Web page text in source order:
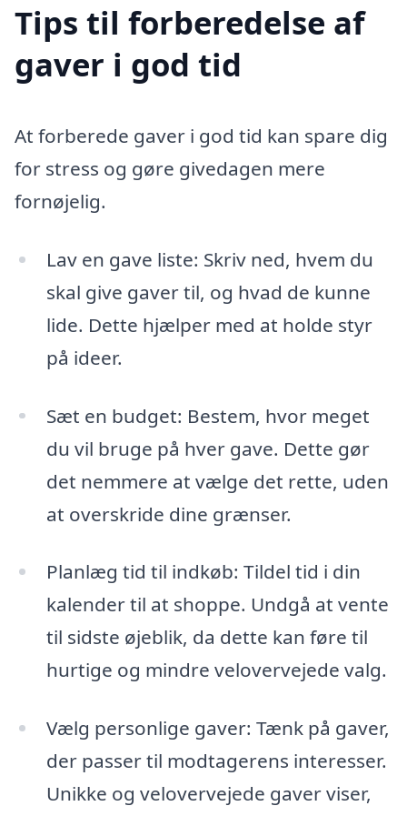
Tips til forberedelse af
gaver i god tid
At forberede gaver i god tid kan spare dig
for stress og gøre givedagen mere
fornøjelig.
Lav en gave liste: Skriv ned, hvem du
skal give gaver til, og hvad de kunne
lide. Dette hjælper med at holde styr
på ideer.
Sæt en budget: Bestem, hvor meget
du vil bruge på hver gave. Dette gør
det nemmere at vælge det rette, uden
at overskride dine grænser.
Planlæg tid til indkøb: Tildel tid i din
kalender til at shoppe. Undgå at vente
til sidste øjeblik, da dette kan føre til
hurtige og mindre velovervejede valg.
Vælg personlige gaver: Tænk på gaver,
der passer til modtagerens interesser.
Unikke og velovervejede gaver viser,